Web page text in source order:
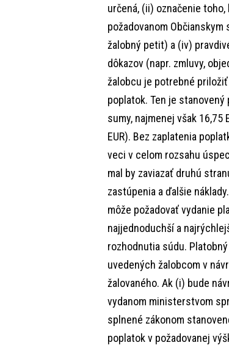
určená, (ii) označenie
požadovanom
žalobný petit) a (iv)
dôkazov (napr. zmluvy,
žalobcu je potrebné
poplatok. Ten je stanovený
sumy, najmenej však 16,75
EUR). Bez zaplatenia
veci v celom rozsahu
mal by zaviazať druhú
zastúpenia a ďalšie
môže požadovať vydanie
najjednoduchší a
rozhodnutia súdu.
uvedených žalobcom v
žalovaného. Ak (i) bude
vydanom ministerstvom
splnené zákonom
poplatok v požadovanej